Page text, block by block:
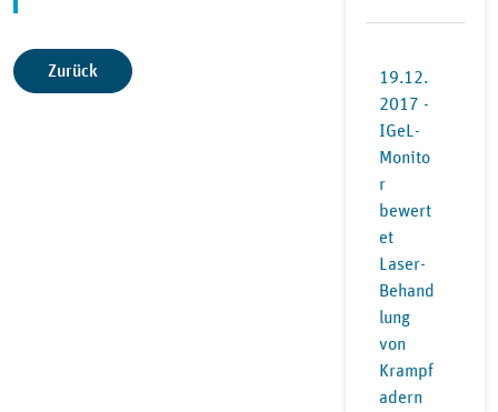
Zurück
19.12.
2017 -
IGeL-
Monito
r
bewert
et
Laser-
Behand
lung
von
Krampf
adern